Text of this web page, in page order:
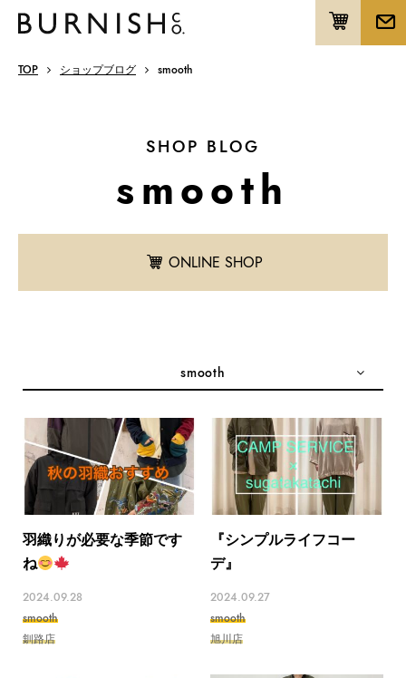
TOP ショップブログ smooth
SHOP BLOG
smooth
ONLINE SHOP
smooth
羽織りが必要な季節です
ね
2024.09.28
smooth
釧路店
『シンプルライフコー
デ』
2024.09.27
smooth
旭川店